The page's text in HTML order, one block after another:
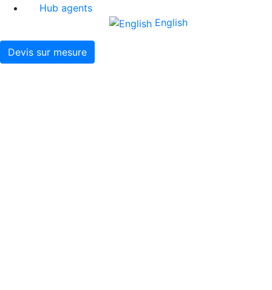
Hub agents
English
Devis sur mesure